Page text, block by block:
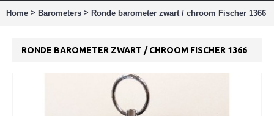
Home > Barometers > Ronde barometer zwart / chroom Fischer 1366
RONDE BAROMETER ZWART / CHROOM FISCHER 1366